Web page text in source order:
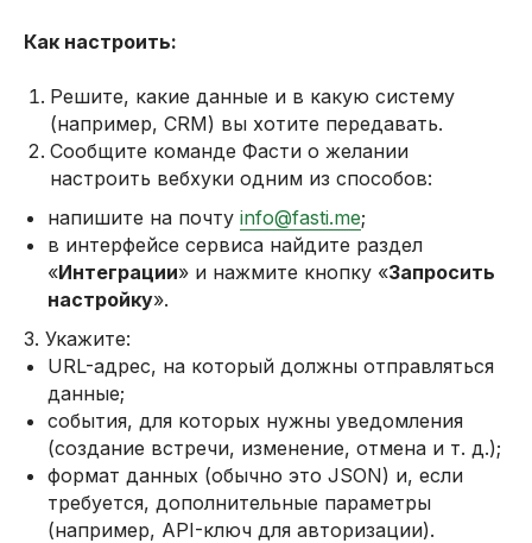
Как настроить:
Решите, какие данные и в какую систему
(например, CRM) вы хотите передавать.
Сообщите команде Фасти о желании
настроить вебхуки одним из способов:
напишите на почту info@fasti.me;
в интерфейсе сервиса найдите раздел
«Интеграции» и нажмите кнопку «Запросить
настройку».
3. Укажите:
URL-адрес, на который должны отправляться
данные;
события, для которых нужны уведомления
(создание встречи, изменение, отмена и т. д.);
формат данных (обычно это JSON) и, если
требуется, дополнительные параметры
(например, API-ключ для авторизации).